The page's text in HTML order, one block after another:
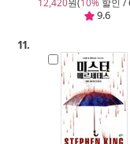
12,420원(10% 할인 /
9.6
11.